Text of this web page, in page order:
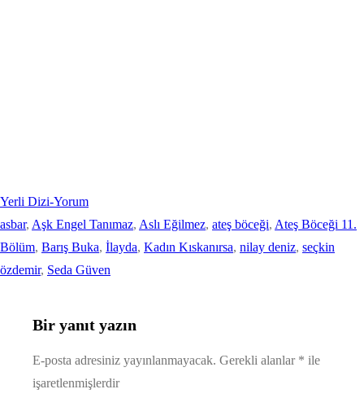
Yerli Dizi-Yorum
asbar, Aşk Engel Tanımaz, Aslı Eğilmez, ateş böceği, Ateş Böceği 11.
Bölüm, Barış Buka, İlayda, Kadın Kıskanırsa, nilay deniz, seçkin
özdemir, Seda Güven
Bir yanıt yazın
E-posta adresiniz yayınlanmayacak. Gerekli alanlar * ile
işaretlenmişlerdir